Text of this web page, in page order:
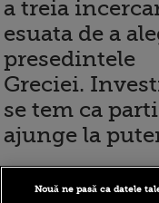
a treia
esuata de a
presedintele
Greciei.
se tem ca
ajunge la
Nouă ne pasă ca datele